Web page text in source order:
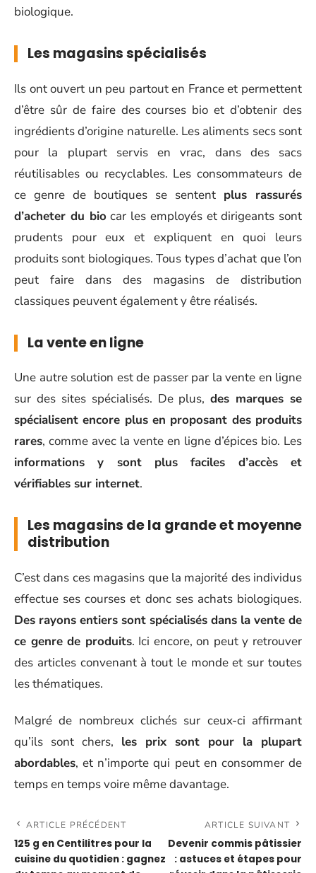
biologique.
Les magasins spécialisés
Ils ont ouvert un peu partout en France et permettent
d’être sûr de faire des courses bio et d’obtenir des
ingrédients d’origine naturelle. Les aliments secs sont
pour la plupart servis en vrac, dans des sacs
réutilisables ou recyclables. Les consommateurs de
ce genre de boutiques se sentent plus rassurés
d’acheter du bio car les employés et dirigeants sont
prudents pour eux et expliquent en quoi leurs
produits sont biologiques. Tous types d’achat que l’on
peut faire dans des magasins de distribution
classiques peuvent également y être réalisés.
La vente en ligne
Une autre solution est de passer par la vente en ligne
sur des sites spécialisés. De plus,des marques se
spécialisent encore plus en proposant des produits
rares, comme avec la vente en ligne d’épices bio. Les
informations y sont plus faciles d’accès et
vérifiables sur internet.
Les magasins de la grande et moyenne
distribution
C’est dans ces magasins que la majorité des individus
effectue ses courses et donc ses achats biologiques.
Des rayons entiers sont spécialisés dans la vente de
ce genre de produits. Ici encore, on peut y retrouver
des articles convenant à tout le monde et sur toutes
les thématiques.
Malgré de nombreux clichés sur ceux-ci affirmant
qu’ils sont chers, les prix sont pour la plupart
abordables, et n’importe qui peut en consommer de
temps en temps voire même davantage.
ARTICLE PRÉCÉDENT
125 g en Centilitres pour la
cuisine du quotidien : gagnez
ARTICLE SUIVANT
Devenir commis pâtissier
: astuces et étapes pour